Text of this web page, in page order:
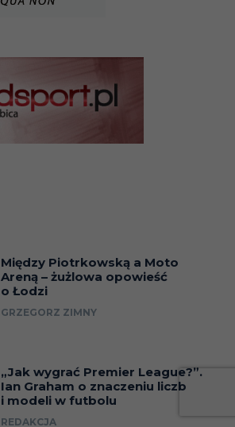
Między Piotrkowską a Moto
Areną – żużlowa opowieść
o Łodzi
GRZEGORZ ZIMNY
„Jak wygrać Premier League?”.
Ian Graham o znaczeniu liczb
i modeli w futbolu
REDAKCJA